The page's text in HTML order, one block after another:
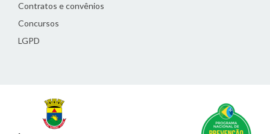
Contratos e convênios
Concursos
LGPD